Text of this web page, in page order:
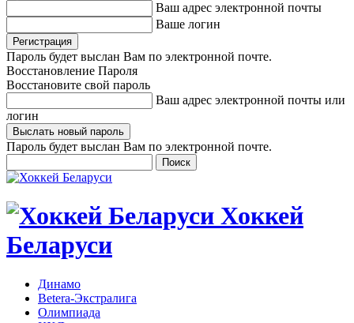
Ваш адрес электронной почты
Ваше логин
Пароль будет выслан Вам по электронной почте.
Восстановление Пароля
Восстановите свой пароль
Ваш адрес электронной почты или
логин
Пароль будет выслан Вам по электронной почте.
Хоккей
Беларуси
Динамо
Betera-Экстралига
Олимпиада